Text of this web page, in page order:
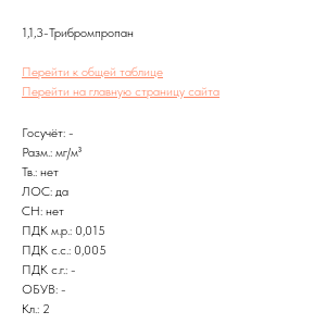
1,1,3-Трибромпропан
Перейти к общей таблице
Перейти на главную страницу сайта
Госучёт: -
Разм.: мг/м³
Тв.: нет
ЛОС: да
CH: нет
ПДК м.р.: 0,015
ПДК с.с.: 0,005
ПДК с.г.: -
ОБУВ: -
Кл.: 2